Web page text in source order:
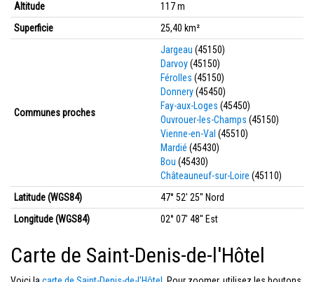
Altitude
117 m
Superficie
25,40 km²
Communes proches
Jargeau (45150)
Darvoy(45150)
Férolles (45150)
Donnery(45450)
Fay-aux-Loges (45450)
Ouvrouer-les-Champs (45150)
Vienne-en-Val (45510)
Mardié (45430)
Bou (45430)
Châteauneuf-sur-Loire (45110)
Latitude (WGS84)
47° 52' 25'' Nord
Longitude (WGS84)
02° 07' 48'' Est
Carte de Saint-Denis-de-l'Hôtel